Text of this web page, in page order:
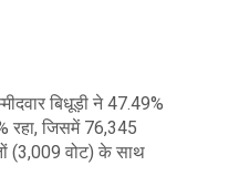
बिधूड़ी ने 47.49%
रहा, जिसमें 76,345
(3,009 वोट) के साथ